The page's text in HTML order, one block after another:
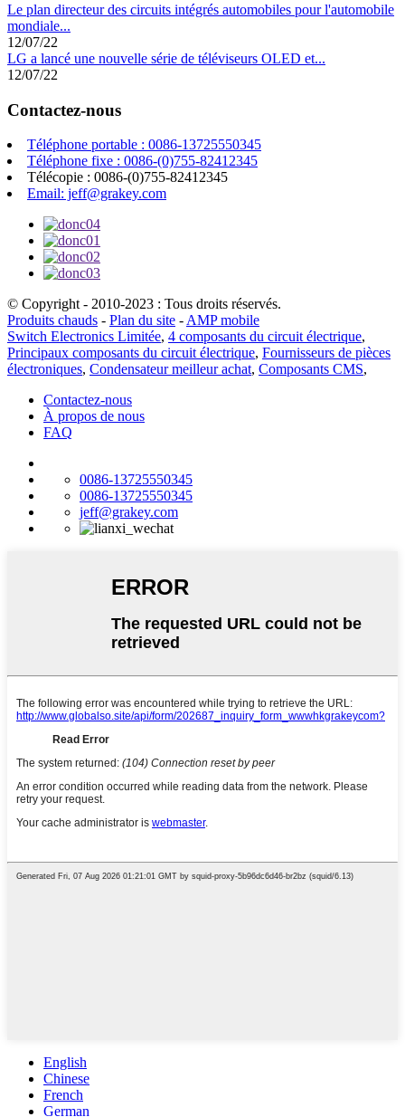
Le plan directeur des circuits intégrés automobiles pour l'automobile
mondiale...
12/07/22
LG a lancé une nouvelle série de téléviseurs OLED et...
12/07/22
Contactez-nous
Téléphone portable : 0086-13725550345
Téléphone fixe : 0086-(0)755-82412345
Télécopie : 0086-(0)755-82412345
Email: jeff@grakey.com
© Copyright - 2010-2023 : Tous droits réservés.
Produits chauds - Plan du site - AMP mobile
Switch Electronics Limitée, 4 composants du circuit électrique,
Principaux composants du circuit électrique, Fournisseurs de pièces
électroniques, Condensateur meilleur achat, Composants CMS,
Contactez-nous
À propos de nous
FAQ
0086-13725550345
0086-13725550345
jeff@grakey.com
English
Chinese
French
German